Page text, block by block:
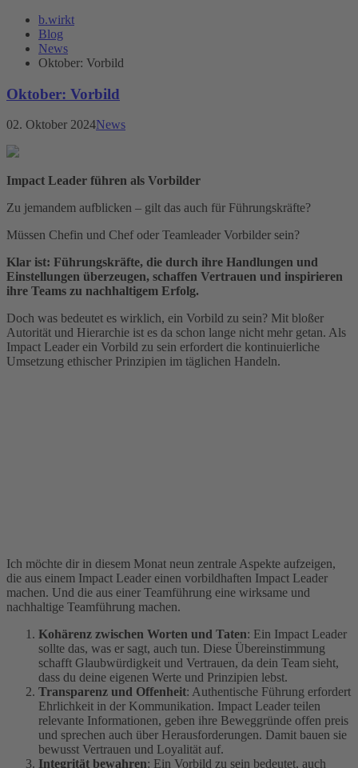
b.wirkt
Blog
News
Oktober: Vorbild
Oktober: Vorbild
02. Oktober 2024News
Impact Leader führen als Vorbilder
Zu jemandem aufblicken – gilt das auch für Führungskräfte?
Müssen Chefin und Chef oder Teamleader Vorbilder sein?
Klar ist: Führungskräfte, die durch ihre Handlungen und
Einstellungen überzeugen, schaffen Vertrauen und inspirieren
ihre Teams zu nachhaltigem Erfolg.
Doch was bedeutet es wirklich, ein Vorbild zu sein? Mit bloßer
Autorität und Hierarchie ist es da schon lange nicht mehr getan. Als
Impact Leader ein Vorbild zu sein erfordert die kontinuierliche
Umsetzung ethischer Prinzipien im täglichen Handeln.
Ich möchte dir in diesem Monat neun zentrale Aspekte aufzeigen,
die aus einem Impact Leader einen vorbildhaften Impact Leader
machen. Und die aus einer Teamführung eine wirksame und
nachhaltige Teamführung machen.
Kohärenz zwischen Worten und Taten: Ein Impact Leader
sollte das, was er sagt, auch tun. Diese Übereinstimmung
schafft Glaubwürdigkeit und Vertrauen, da dein Team sieht,
dass du deine eigenen Werte und Prinzipien lebst.
Transparenz und Offenheit: Authentische Führung erfordert
Ehrlichkeit in der Kommunikation. Impact Leader teilen
relevante Informationen, geben ihre Beweggründe offen preis
und sprechen auch über Herausforderungen. Damit bauen sie
bewusst Vertrauen und Loyalität auf.
Integrität bewahren: Ein Vorbild zu sein bedeutet, auch